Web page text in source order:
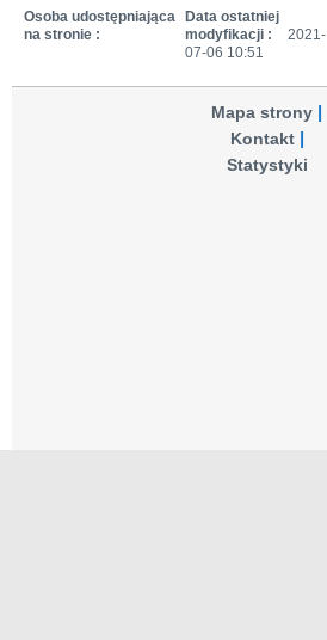
Osoba udostępniająca
na stronie :
Data ostatniej
modyfikacji :
2021-
07-06 10:51
Mapa strony
Kontakt
Statystyki